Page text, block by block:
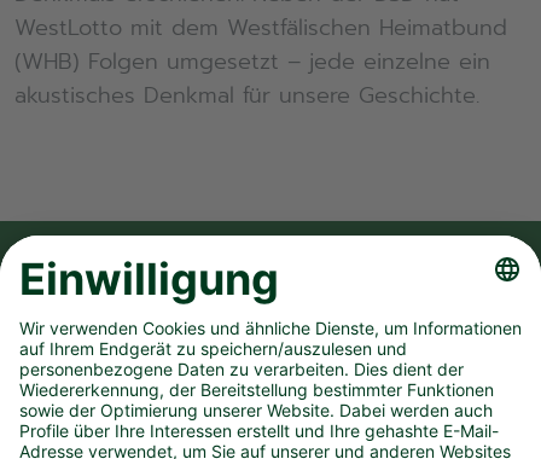
WestLotto mit dem Westfälischen Heimatbund
(WHB) Folgen umgesetzt – jede einzelne ein
akustisches Denkmal für unsere Geschichte.
FOLGE UNS AUF
UNSER UNTERNEHMEN
SPIELANGEBOT